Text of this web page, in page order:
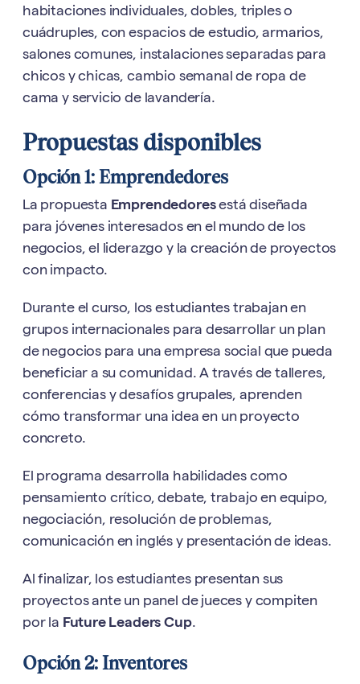
habitaciones individuales, dobles, triples o
cuádruples, con espacios de estudio, armarios,
salones comunes, instalaciones separadas para
chicos y chicas, cambio semanal de ropa de
cama y servicio de lavandería.
Propuestas disponibles
Opción 1: Emprendedores
La propuesta Emprendedoresestá diseñada
para jóvenes interesados en el mundo de los
negocios, el liderazgo y la creación de proyectos
con impacto.
Durante el curso, los estudiantes trabajan en
grupos internacionales para desarrollar un plan
de negocios para una empresa social que pueda
beneficiar a su comunidad. A través de talleres,
conferencias y desafíos grupales, aprenden
cómo transformar una idea en un proyecto
concreto.
El programa desarrolla habilidades como
pensamiento crítico, debate, trabajo en equipo,
negociación, resolución de problemas,
comunicación en inglés y presentación de ideas.
Al finalizar, los estudiantes presentan sus
proyectos ante un panel de jueces y compiten
por la Future Leaders Cup.
Opción 2: Inventores